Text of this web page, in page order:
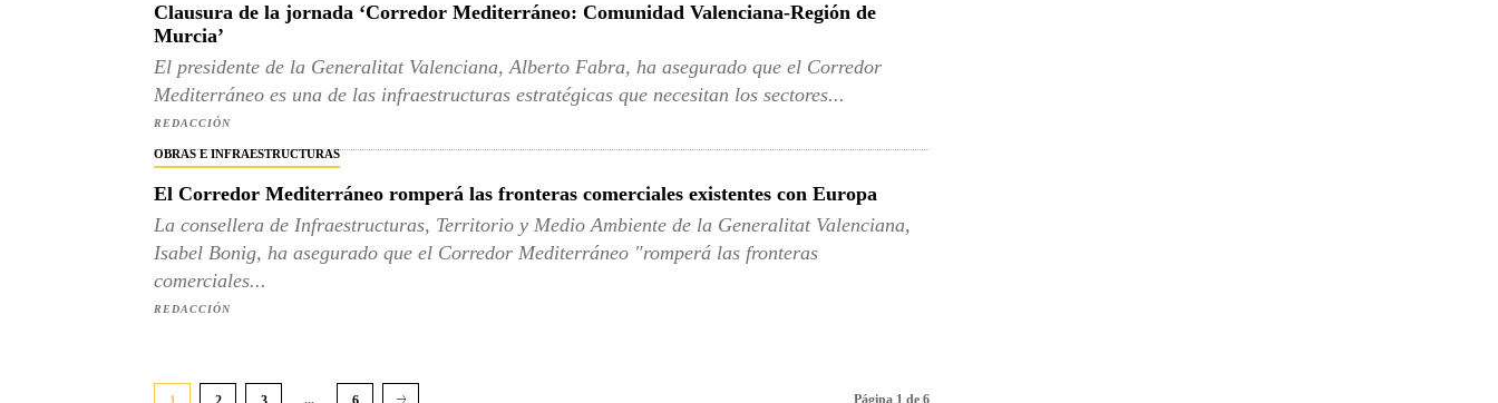
Clausura de la jornada ‘Corredor Mediterráneo: Comunidad Valenciana-Región de
Murcia’
El presidente de la Generalitat Valenciana, Alberto Fabra, ha asegurado que el Corredor
Mediterráneo es una de las infraestructuras estratégicas que necesitan los sectores...
REDACCIÓN
OBRAS E INFRAESTRUCTURAS
El Corredor Mediterráneo romperá las fronteras comerciales existentes con Europa
La consellera de Infraestructuras, Territorio y Medio Ambiente de la Generalitat Valenciana,
Isabel Bonig, ha asegurado que el Corredor Mediterráneo "romperá las fronteras
comerciales...
REDACCIÓN
... Página 1 de 6